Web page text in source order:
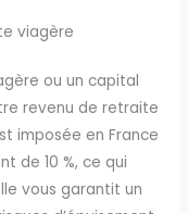
viagère
ou un capital
revenu de retraite
imposée en France
de 10 %, ce qui
vous garantit un